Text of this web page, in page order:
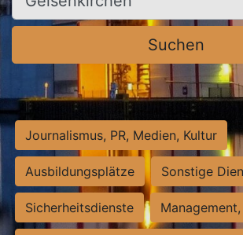
Suchen
Journalismus, PR, Medien, Kultur
Ausbildungsplätze Sonstige
Sicherheitsdienste